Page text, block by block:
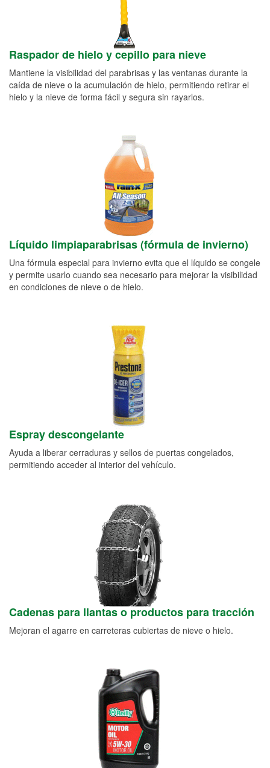
Raspador de hielo y cepillo para nieve
Mantiene la visibilidad del parabrisas y las ventanas durante la
caída de nieve o la acumulación de hielo, permitiendo retirar el
hielo y la nieve de forma fácil y segura sin rayarlos.
Líquido limpiaparabrisas (fórmula de invierno)
Una fórmula especial para invierno evita que el líquido se congele
y permite usarlo cuando sea necesario para mejorar la visibilidad
en condiciones de nieve o de hielo.
Espray descongelante
Ayuda a liberar cerraduras y sellos de puertas congelados,
permitiendo acceder al interior del vehículo.
Cadenas para llantas o productos para tracción
Mejoran el agarre en carreteras cubiertas de nieve o hielo.